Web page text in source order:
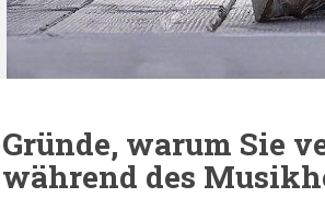
Gründe, warum Sie
während des